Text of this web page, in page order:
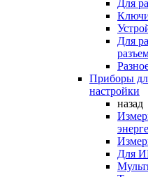
Для
Для
Приборы
настройки
назад
Для